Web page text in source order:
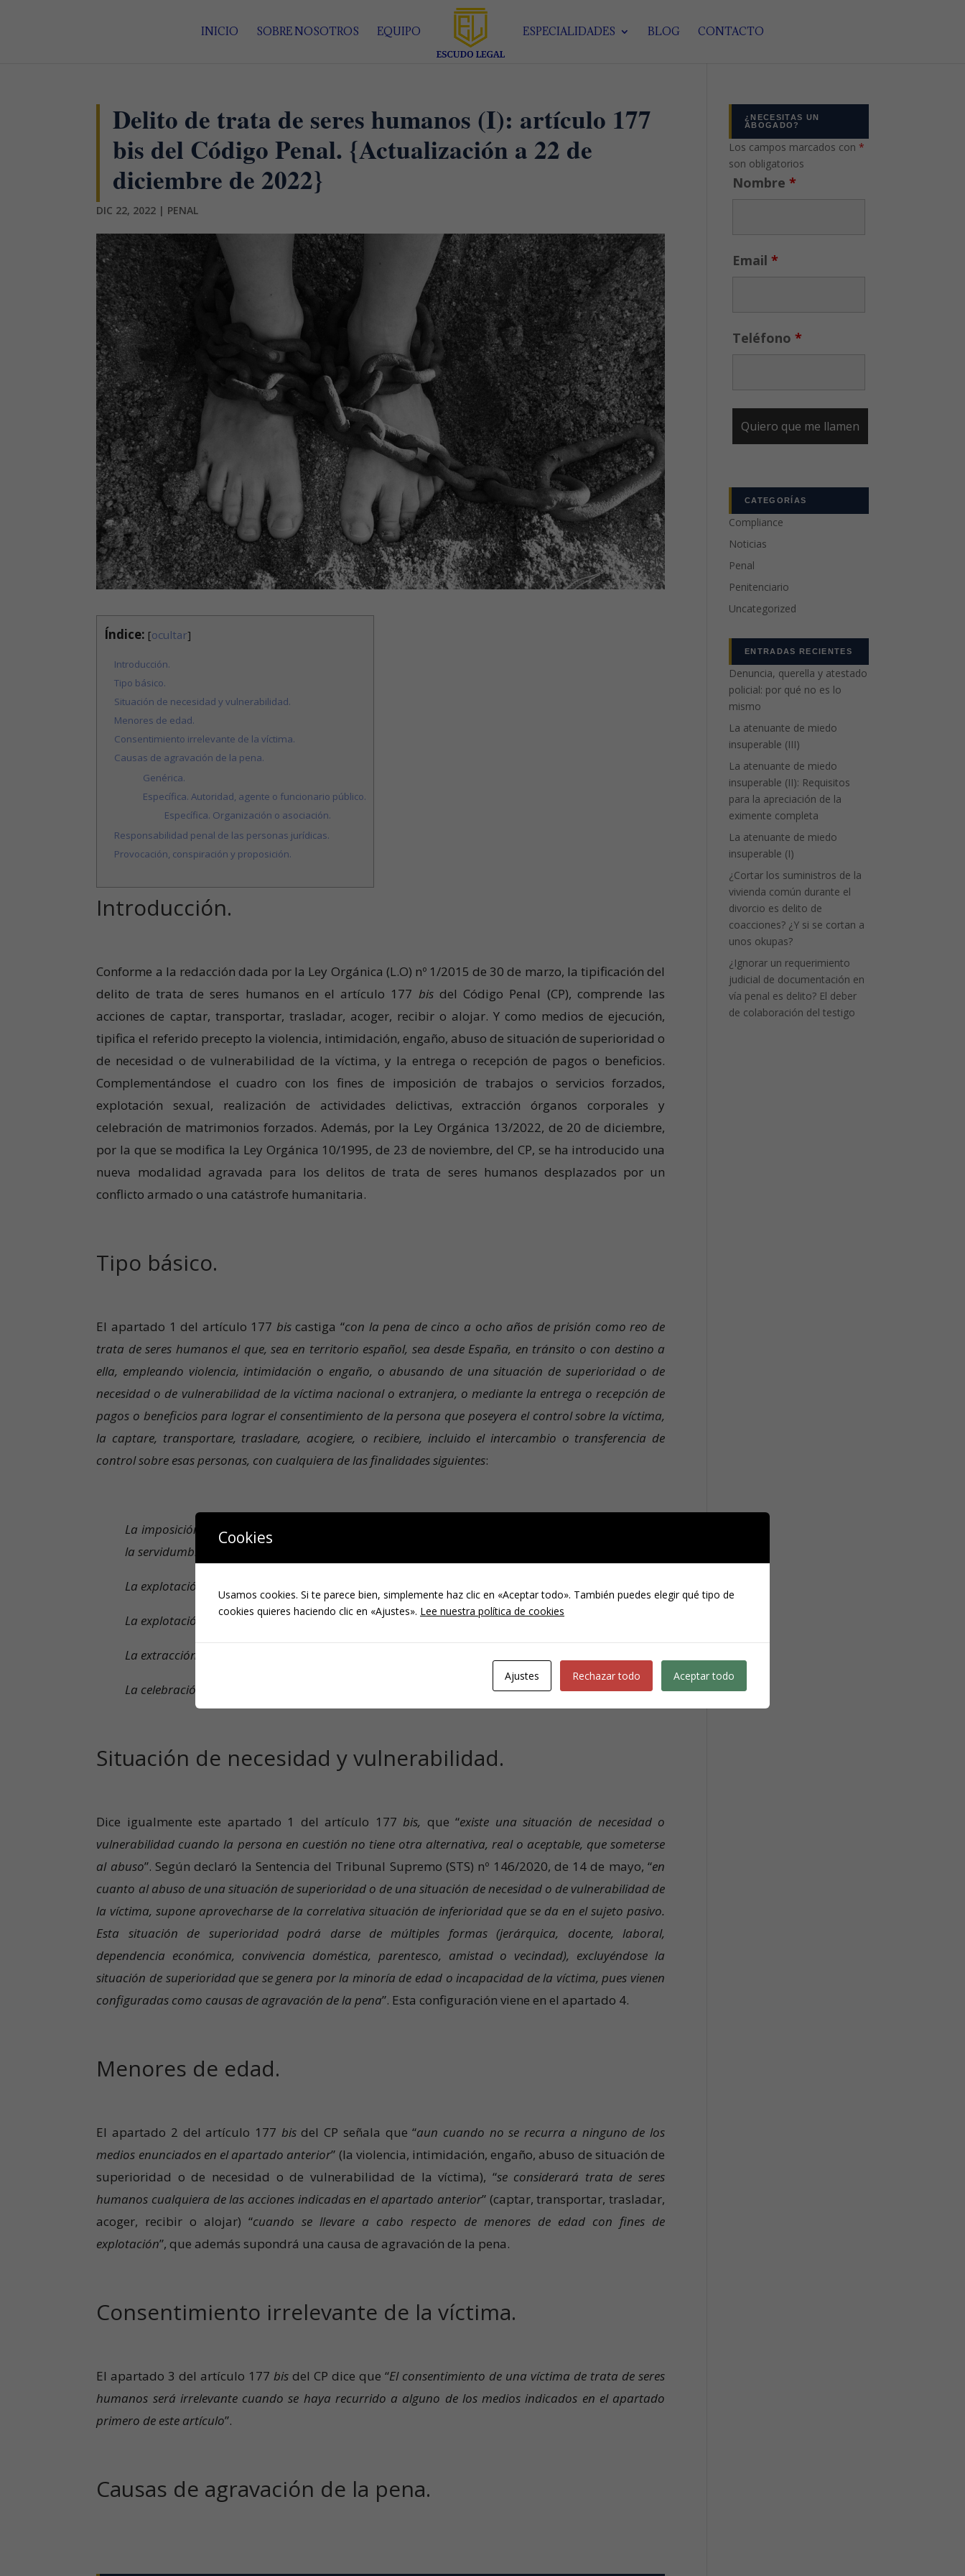
INICIO SOBRE NOSOTROS EQUIPO ESPECIALIDADES BLOG CONTACTO
Delito de trata de seres humanos (I): artículo 177
bis del Código Penal. {Actualización a 22 de
diciembre de 2022}
DIC 22, 2022 | PENAL
Índice: [ocultar]
Introducción.
Tipo básico.
Situación de necesidad y vulnerabilidad.
Menores de edad.
Consentimiento irrelevante de la víctima.
Causas de agravación de la pena.
Genérica.
Específica. Autoridad, agente o funcionario público.
Específica. Organización o asociación.
Responsabilidad penal de las personas jurídicas.
Provocación, conspiración y proposición.
Introducción.
Conforme a la redacción dada por la Ley Orgánica (L.O) nº 1/2015 de 30 de marzo, la tipificación del
delito de trata de seres humanos en el artículo 177 bisdel Código Penal (CP), comprende las
acciones de captar, transportar, trasladar, acoger, recibir o alojar. Y como medios de ejecución,
tipifica el referido precepto la violencia, intimidación, engaño, abuso de situación de superioridad o
de necesidad o de vulnerabilidad de la víctima, y la entrega o recepción de pagos o beneficios.
Complementándose el cuadro con los fines de imposición de trabajos o servicios forzados,
explotación sexual, realización de actividades delictivas, extracción órganos corporales y
celebración de matrimonios forzados. Además, por la Ley Orgánica 13/2022, de 20 de diciembre,
por la que se modifica la Ley Orgánica 10/1995, de 23 de noviembre, del CP, se ha introducido una
nueva modalidad agravada para los delitos de trata de seres humanos desplazados por un
conflicto armado o una catástrofe humanitaria.
Tipo básico.
El apartado 1 del artículo 177 biscastiga “con la pena de cinco a ocho años de prisión como reo de
trata de seres humanos el que, sea en territorio español, sea desde España, en tránsito o con destino a
ella, empleando violencia, intimidación o engaño, o abusando de una situación de superioridad o de
necesidad o de vulnerabilidad de la víctima nacional o extranjera, o mediante la entrega o recepción de
pagos o beneficios para lograr el consentimiento de la persona que poseyera el control sobre la víctima,
la captare, transportare, trasladare, acogiere, o recibiere, incluido el intercambio o transferencia de
control sobre esas personas, con cualquiera de las finalidades siguientes:
La imposición de trabajo o de servicios forzados, la esclavitud o prácticas similares a la esclavitud, a
la servidumbre o a la mendicidad.»
La explotación sexual, incluyendo la pornografía.
La explotación para realizar actividades delictivas.
La extracción de sus órganos corporales.
La celebración de matrimonios forzados.
Situación de necesidad y vulnerabilidad.
Dice igualmente este apartado 1 del artículo 177bis, que “existe una situación de necesidad o
vulnerabilidad cuando la persona en cuestión no tiene otra alternativa, real o aceptable, que someterse
al abuso”. Según declaró la Sentencia del Tribunal Supremo (STS) nº 146/2020, de 14 de mayo, “en
cuanto al abuso de una situación de superioridad o de una situación de necesidad o de vulnerabilidad de
la víctima, supone aprovecharse de la correlativa situación de inferioridad que se da en el sujeto pasivo.
Esta situación de superioridad podrá darse de múltiples formas (jerárquica, docente, laboral,
dependencia económica, convivencia doméstica, parentesco, amistad o vecindad), excluyéndose la
situación de superioridad que se genera por la minoría de edad o incapacidad de la víctima, pues vienen
configuradas como causas de agravación de la pena”. Esta configuración viene en el apartado 4.
Menores de edad.
El apartado 2 del artículo 177 bisdel CP señala que “aun cuando no se recurra a ninguno de los
medios enunciados en el apartado anterior” (la violencia, intimidación, engaño, abuso de situación de
superioridad o de necesidad o de vulnerabilidad de la víctima), “se considerará trata de seres
humanos cualquiera de las acciones indicadas en el apartado anterior” (captar, transportar, trasladar,
acoger, recibir o alojar) “cuando se llevare a cabo respecto de menores de edad con fines de
explotación”, que además supondrá una causa de agravación de la pena.
Consentimiento irrelevante de la víctima.
El apartado 3 del artículo 177bis del CP dice que “El consentimiento de una víctima de trata de seres
humanos será irrelevante cuando se haya recurrido a alguno de los medios indicados en el apartado
primero de este artículo”.
Causas de agravación de la pena.
¿NECESITAS UN
ABOGADO?
Los campos marcados con*
son obligatorios
Nombre*
Email*
Teléfono*
CATEGORÍAS
Compliance
Noticias
Penal
Penitenciario
Uncategorized
ENTRADAS RECIENTES
Denuncia, querella y atestado
policial: por qué no es lo
mismo
La atenuante de miedo
insuperable (III)
La atenuante de miedo
insuperable (II): Requisitos
para la apreciación de la
eximente completa
La atenuante de miedo
insuperable (I)
¿Cortar los suministros de la
vivienda común durante el
divorcio es delito de
coacciones? ¿Y si se cortan a
unos okupas?
¿Ignorar un requerimiento
judicial de documentación en
vía penal es delito? El deber
de colaboración del testigo
Cookies
Usamos cookies. Si te parece bien, simplemente haz clic en «Aceptar todo». También puedes elegir qué tipo de
cookies quieres haciendo clic en «Ajustes». Lee nuestra política de cookies
Ajustes Rechazar todo Aceptar todo